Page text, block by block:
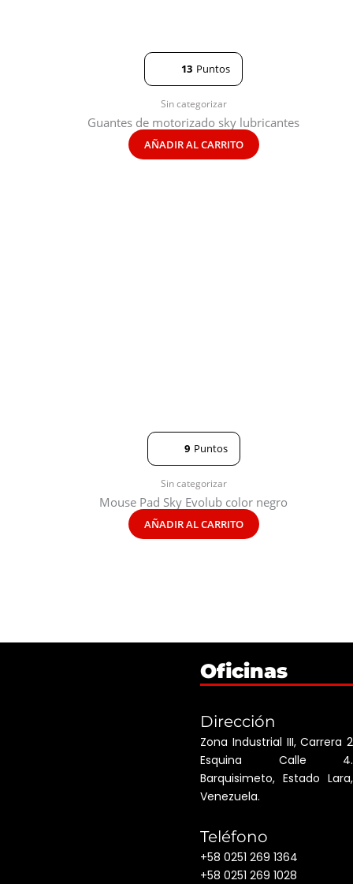
13 Puntos
Sin categorizar
Guantes de motorizado sky lubricantes
AÑADIR AL CARRITO
9 Puntos
Sin categorizar
Mouse Pad Sky Evolub color negro
AÑADIR AL CARRITO
Oficinas
Dirección
Zona Industrial III, Carrera 2
Esquina Calle 4.
Barquisimeto, Estado Lara,
Venezuela.
Teléfono
+58 0251 269 1364
+58 0251 269 1028